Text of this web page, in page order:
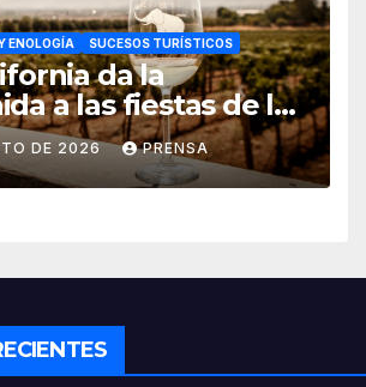
ENOLOGÍA SUCESOS TURÍSTICOS
da la
a las fiestas de la
2026
DE 2026 PRENSA